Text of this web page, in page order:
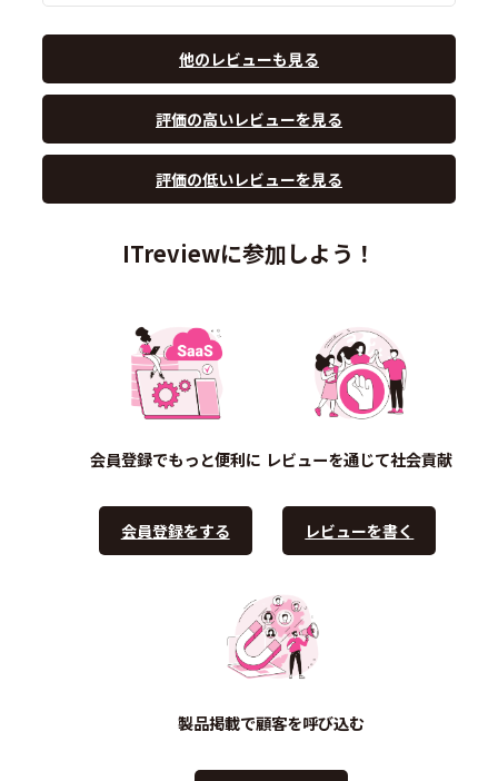
他のレビューも見る
評価の高いレビューを見る
評価の低いレビューを見る
ITreviewに参加しよう！
会員登録でもっと便利に
会員登録をする
レビューを通じて社会貢献
レビューを書く
製品掲載で顧客を呼び込む